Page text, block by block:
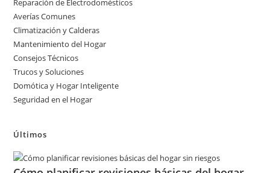
Reparación de Electrodomésticos
Averías Comunes
Climatización y Calderas
Mantenimiento del Hogar
Consejos Técnicos
Trucos y Soluciones
Domótica y Hogar Inteligente
Seguridad en el Hogar
Últimos